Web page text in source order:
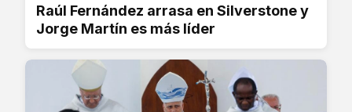
Raúl Fernández arrasa en Silverstone y
Jorge Martín es más líder